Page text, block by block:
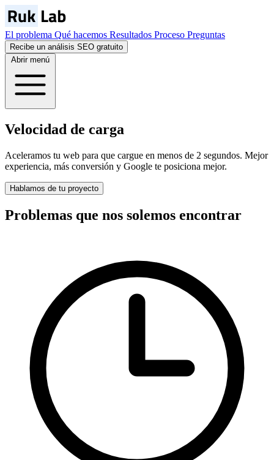
El problema Qué hacemos Resultados Proceso Preguntas
Recibe un análisis SEO gratuito
Abrir menú
Velocidad de carga
Aceleramos tu web para que cargue en menos de 2 segundos. Mejor
experiencia, más conversión y Google te posiciona mejor.
Hablamos de tu proyecto
Problemas que nos solemos encontrar